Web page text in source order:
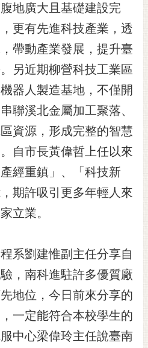
地廣大且基礎建設完
更有先進科技產業，透
帶動產業發展，提升臺
另近期柳營科技工業區
器人製造基地，不僅開
聯溪北金屬加工聚落、
資源，形成完整的智慧
自市長黃偉哲上任以來
經重鎮」、「科技新
期許吸引更多年輕人來
立業。
系劉建惟副主任分享自
，南科進駐許多優質廠
地位，今日前來分享的
一定能符合本校學生的
中心梁偉玲主任說臺南